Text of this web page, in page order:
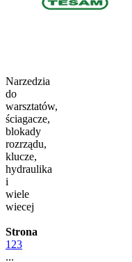
Narzedzia
do
warsztatów,
ściagacze,
blokady
rozrządu,
klucze,
hydraulika
i
wiele
wiecej
Strona
1 23
...